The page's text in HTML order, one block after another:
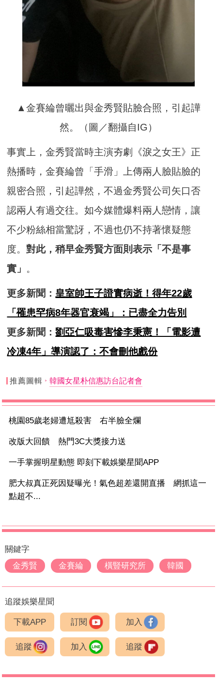
▲金賽綸曾曬出與金秀賢貼臉合照，引起譁
然。（圖／翻攝自IG）
事實上，金秀賢當時主演夯劇《淚之女王》正
熱播時，金賽綸曾「手滑」上傳兩人臉貼臉的
親密合照，引起譁然，不過金秀賢公司矢口否
認兩人有過交往。如今媒體爆料兩人戀情，讓
不少粉絲相當驚訝，不過也仍不持著懷疑態
度。對此，稍早金秀賢方面則表示「不是事
實」 。
更多新聞： 皇室帥王子證實病逝！得年22歲
「罹患罕病8年器官衰竭」：已盡全力告別
更多新聞：劉亞仁吸毒害慘李秉憲！「電影遭
冷凍4年」導演認了：不會刪他戲份
推薦圖輯 韓國女星朴信惠訪台記者會
桃園85歲老婦遭尪殺害 右半臉全爛
改版大回饋 熱門3C大獎接力送
一手掌握明星動態 即刻下載娛樂星聞APP
肥大叔真正死因疑曝光！氣色超差還開直播 網抓這一
點超不...
關鍵字
金秀賢
金賽綸 橫豎研究所 韓國
追蹤娛樂星聞
下載APP 訂閱 加入
追蹤 加入 追蹤